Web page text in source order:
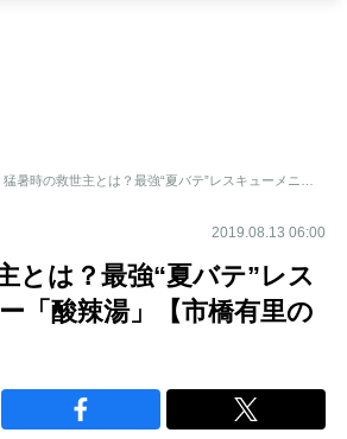
2019.08.13 06:00
とは？最強“夏バテ”レス
「酸辣湯」【市橋有里の